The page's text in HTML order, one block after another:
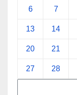
6 7
13 14
20 21
27 28